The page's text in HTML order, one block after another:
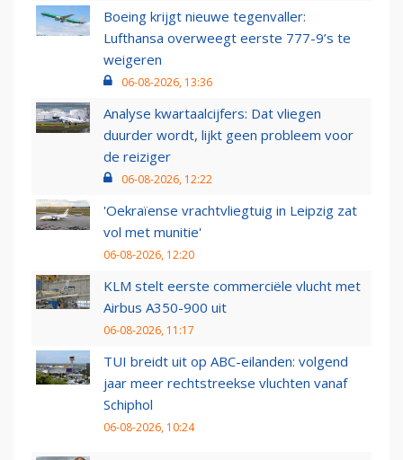
Boeing krijgt nieuwe tegenvaller:
Lufthansa overweegt eerste 777-9’s te
weigeren
06-08-2026, 13:36
Analyse kwartaalcijfers: Dat vliegen
duurder wordt, lijkt geen probleem voor
de reiziger
06-08-2026, 12:22
'Oekraïense vrachtvliegtuig in Leipzig zat
vol met munitie'
06-08-2026, 12:20
KLM stelt eerste commerciële vlucht met
Airbus A350-900 uit
06-08-2026, 11:17
TUI breidt uit op ABC-eilanden: volgend
jaar meer rechtstreekse vluchten vanaf
Schiphol
06-08-2026, 10:24